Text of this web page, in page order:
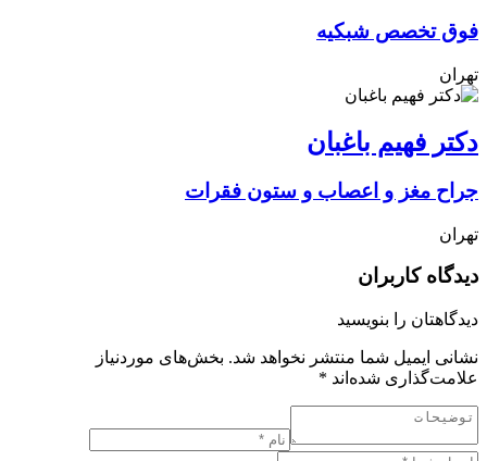
فوق تخصص شبکیه
تهران
دکتر فهیم باغبان
جراح مغز و اعصاب و ستون فقرات
تهران
دیدگاه کاربران
دیدگاهتان را بنویسید
نشانی ایمیل شما منتشر نخواهد شد. بخش‌های موردنیاز
علامت‌گذاری شده‌اند *